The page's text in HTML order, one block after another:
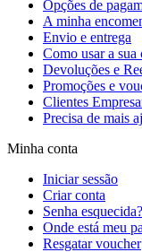
Opções de
A minha
Envio e entrega
Como usar a sua
Devoluções e
Promoções e
Clientes
Precisa de mais
Minha conta
Iniciar sessão
Criar conta
Senha esquecida?
Onde está meu
Resgatar voucher